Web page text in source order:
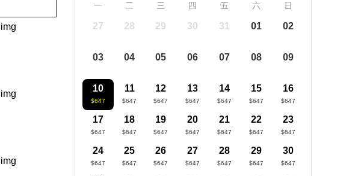
一 二 三 四 五 六 日
27 28 29 30 31 01 02
03 04 05 06 07 08 09
10
$647
11
$647
12
$647
13
$647
14
$647
15
$647
16
$647
17
$647
18
$647
19
$647
20
$647
21
$647
22
$647
23
$647
24
$647
25
$647
26
$647
27
$647
28
$647
29
$647
30
$647